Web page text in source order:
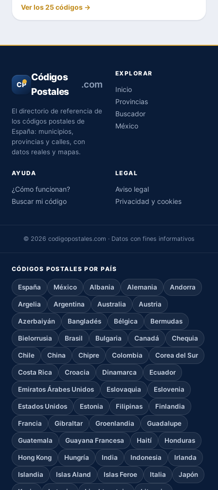
Ver los 25 códigos →
CP
Códigos
Postales
.com
El directorio de referencia de
los códigos postales de
España: municipios,
provincias y calles, con
datos reales y mapas.
EXPLORAR
Inicio
Provincias
Buscador
México
AYUDA
¿Cómo funcionan?
Buscar mi código
LEGAL
Aviso legal
Privacidad y cookies
© 2026 codigopostales.com · Datos con fines informativos
CÓDIGOS POSTALES POR PAÍS
España México Albania Alemania Andorra
Argelia Argentina Australia Austria
Azerbaiyán Bangladés Bélgica Bermudas
Bielorrusia Brasil Bulgaria Canadá Chequia
Chile China Chipre Colombia Corea del Sur
Costa Rica Croacia Dinamarca Ecuador
Emiratos Árabes Unidos Eslovaquia Eslovenia
Estados Unidos Estonia Filipinas Finlandia
Francia Gibraltar Groenlandia Guadalupe
Guatemala Guayana Francesa Haití Honduras
Hong Kong Hungría India Indonesia Irlanda
Islandia Islas Aland Islas Feroe Italia Japón